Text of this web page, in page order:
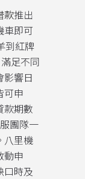
款推出
車即可
到紅牌
足不同
影響日
可申
款期數
團隊一
八里機
動申
口時及